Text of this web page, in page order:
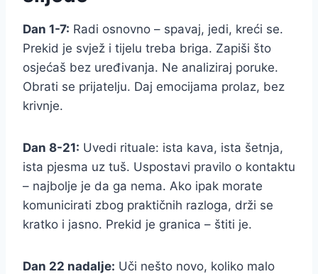
Dan 1-7: Radi osnovno – spavaj, jedi, kreći se.
Prekid je svjež i tijelu treba briga. Zapiši što
osjećaš bez uređivanja. Ne analiziraj poruke.
Obrati se prijatelju. Daj emocijama prolaz, bez
krivnje.
Dan 8-21: Uvedi rituale: ista kava, ista šetnja,
ista pjesma uz tuš. Uspostavi pravilo o kontaktu
– najbolje je da ga nema. Ako ipak morate
komunicirati zbog praktičnih razloga, drži se
kratko i jasno. Prekid je granica – štiti je.
Dan 22 nadalje: Uči nešto novo, koliko malo